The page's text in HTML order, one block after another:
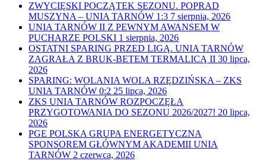
ZWYCIĘSKI POCZĄTEK SEZONU. POPRAD
MUSZYNA – UNIA TARNÓW 1:3 7 sierpnia, 2026
UNIA TARNÓW II Z PEWNYM AWANSEM W
PUCHARZE POLSKI 1 sierpnia, 2026
OSTATNI SPARING PRZED LIGĄ. UNIA TARNÓW
ZAGRAŁA Z BRUK-BETEM TERMALICĄ II 30 lipca,
2026
SPARING: WOLANIA WOLA RZĘDZIŃSKA – ZKS
UNIA TARNÓW 0:2 25 lipca, 2026
ZKS UNIA TARNÓW ROZPOCZĘŁA
PRZYGOTOWANIA DO SEZONU 2026/2027! 20 lipca,
2026
PGE POLSKA GRUPA ENERGETYCZNA
SPONSOREM GŁÓWNYM AKADEMII UNIA
TARNÓW 2 czerwca, 2026